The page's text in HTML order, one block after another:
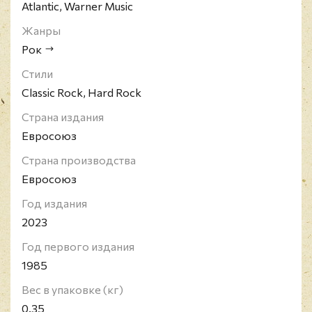
Atlantic, Warner Music
Жанры
Рок
Стили
Classic Rock, Hard Rock
Страна издания
Евросоюз
Страна производства
Евросоюз
Год издания
2023
Год первого издания
1985
Вес в упаковке (кг)
0.35